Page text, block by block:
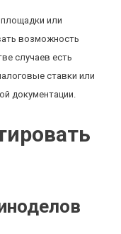
или
возможность
случаев есть
ставки или
документации.